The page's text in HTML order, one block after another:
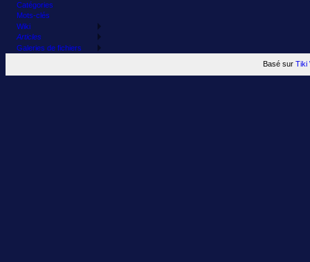
Catégories
Mots-clés
Wiki
Articles
Galeries de fichiers
Basé sur Tiki